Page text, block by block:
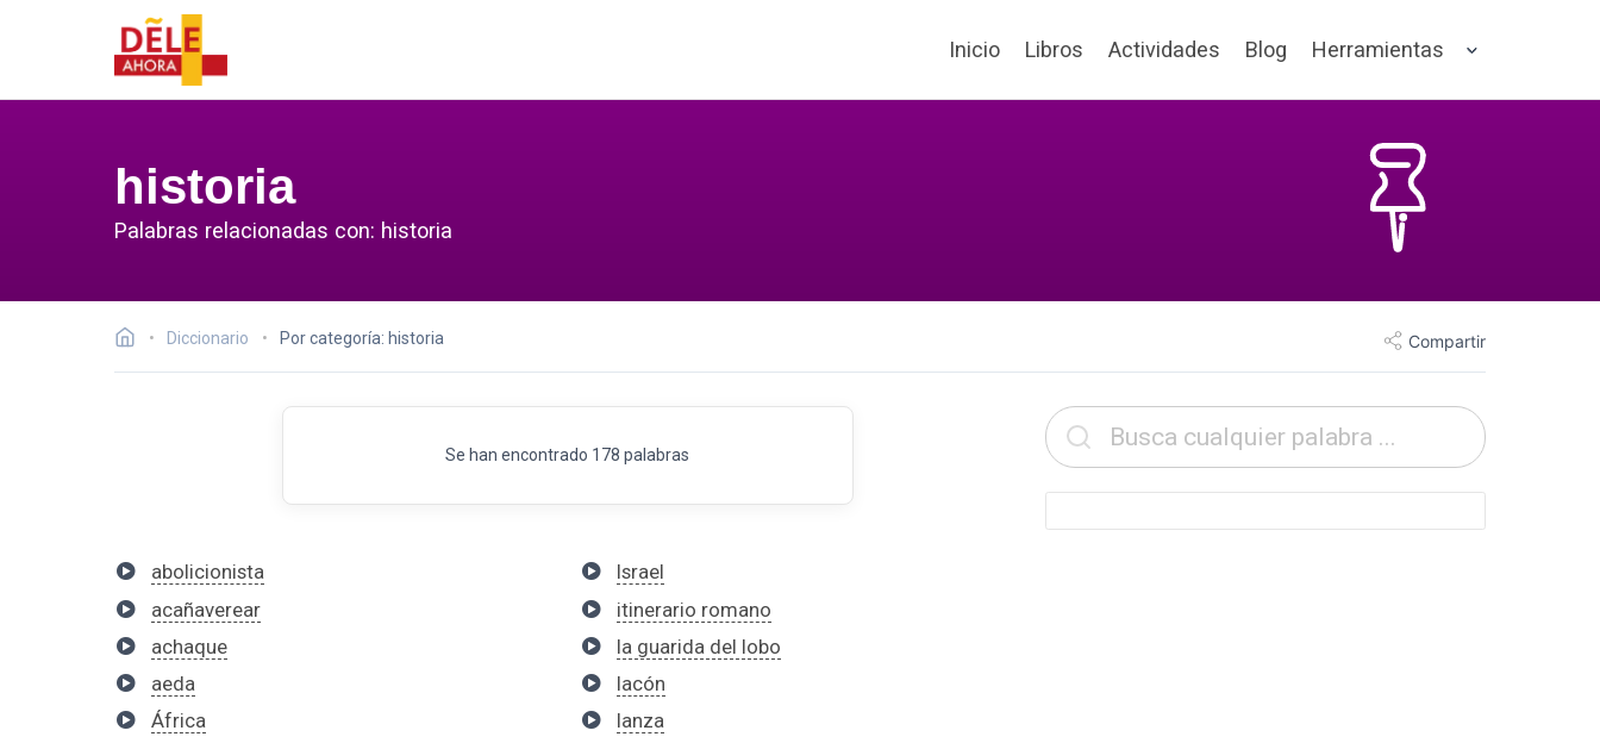
Inicio Libros Actividades Blog Herramientas
historia
Palabras relacionadas con: historia
Diccionario Por categoría: historia Compartir
Se han encontrado 178 palabras
abolicionista
acañaverear
achaque
aeda
África
Israel
itinerario romano
la guarida del lobo
lacón
lanza